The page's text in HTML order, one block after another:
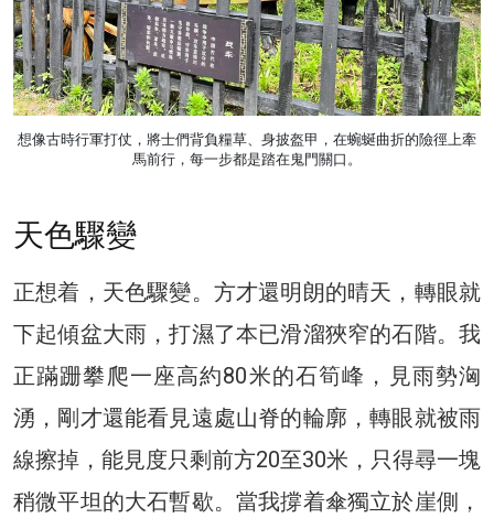
想像古時行軍打仗，將士們背負糧草、身披盔甲，在蜿蜒曲折的險徑上牽
馬前行，每一步都是踏在鬼門關口。
天色驟變
正想着，天色驟變。方才還明朗的晴天，轉眼就
下起傾盆大雨，打濕了本已滑溜狹窄的石階。我
正蹣跚攀爬一座高約80米的石筍峰，見雨勢洶
湧，剛才還能看見遠處山脊的輪廓，轉眼就被雨
線擦掉，能見度只剩前方20至30米，只得尋一塊
稍微平坦的大石暫歇。當我撐着傘獨立於崖側，